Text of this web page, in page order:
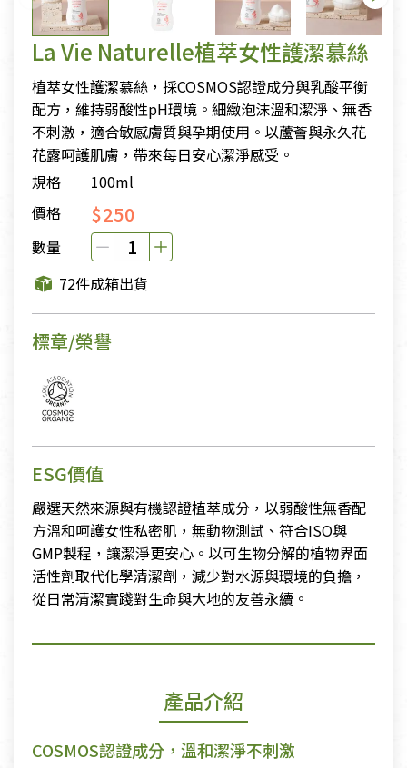
La Vie Naturelle植萃女性護潔慕絲
植萃女性護潔慕絲，採COSMOS認證成分與乳酸平衡
配方，維持弱酸性pH環境。細緻泡沫溫和潔淨、無香
不刺激，適合敏感膚質與孕期使用。以蘆薈與永久花
花露呵護肌膚，帶來每日安心潔淨感受。
規格
100ml
價格
$250
數量
72件成箱出貨
標章/榮譽
ESG價值
嚴選天然來源與有機認證植萃成分，以弱酸性無香配
方溫和呵護女性私密肌，無動物測試、符合ISO與
GMP製程，讓潔淨更安心。以可生物分解的植物界面
活性劑取代化學清潔劑，減少對水源與環境的負擔，
從日常清潔實踐對生命與大地的友善永續。
產品介紹
COSMOS認證成分，溫和潔淨不刺激